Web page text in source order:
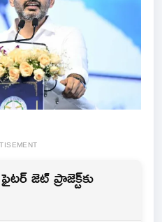
జెట్ ప్రాజెక్ట్‌కు